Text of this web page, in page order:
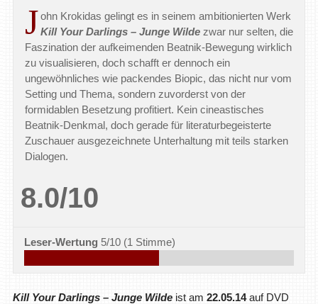
John Krokidas gelingt es in seinem ambitionierten Werk
Kill Your Darlings – Junge Wildezwar nur selten, die
Faszination der aufkeimenden Beatnik-Bewegung wirklich
zu visualisieren, doch schafft er dennoch ein
ungewöhnliches wie packendes Biopic, das nicht nur vom
Setting und Thema, sondern zuvorderst von der
formidablen Besetzung profitiert. Kein cineastisches
Beatnik-Denkmal, doch gerade für literaturbegeisterte
Zuschauer ausgezeichnete Unterhaltung mit teils starken
Dialogen.
8.0/10
Leser-Wertung 5/10 (1 Stimme)
Kill Your Darlings – Junge Wildeist am 22.05.14auf DVD